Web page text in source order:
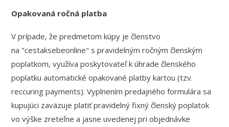
Opakovaná ročná platba
V prípade, že predmetom kúpy je členstvo
na "cestaksebeonline" s pravidelným ročným členským
poplatkom, využíva poskytovateľ k úhrade členského
poplatku automatické opakované platby kartou (tzv.
reccuring payments). Vyplnením predajného formulára sa
kupujúci zaväzuje platiť pravidelný fixný členský poplatok
vo výške zreteľne a jasne uvedenej pri objednávke